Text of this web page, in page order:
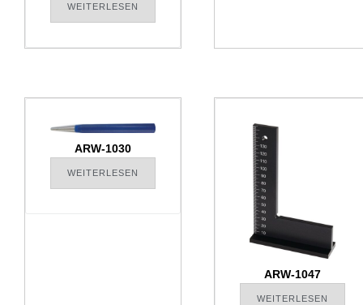
WEITERLESEN
ARW-1030
WEITERLESEN
ARW-1047
WEITERLESEN